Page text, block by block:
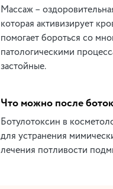
Массаж –
которая активизирует
помогает бороться со
патологическими
застойные.
Что можно после
Ботулотоксин в
для устранения
лечения потливости